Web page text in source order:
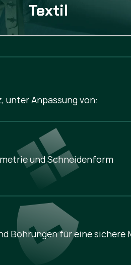
Textil
unter Anpassung von:
und Schneidenform
Bohrungen für eine sichere